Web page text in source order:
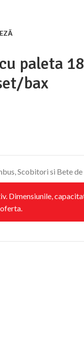
paleta
bax
,Scobitori si Bete
Dimensiunile,